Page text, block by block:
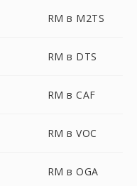
RM в M2TS
RM в DTS
RM в CAF
RM в VOC
RM в OGA